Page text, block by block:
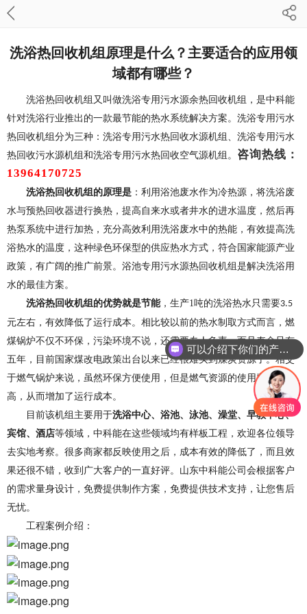
洗浴热回收机组原理是什么？主要适合的应用领
域都有哪些？
洗浴热回收机组又叫做洗浴专用污水源余热回收机组，是中科能
针对洗浴行业推出的一款最节能的热水系统解决方案。洗浴专用污水
热回收机组分为三种：洗浴专用污水热回收水源机组、洗浴专用污水
热回收污水源机组和洗浴专用污水热回收空气源机组。 咨询热线：
13964170725
洗浴热回收机组的原理是 ：利用浴池废水作为冷热源，将洗浴废
水与预热回收器进行换热，提高自来水或者井水的进水温度，然后再
热泵系统中进行加热，充分高效利用洗浴废水中的热能，有效提高洗
浴热水的温度，这种绿色环保型的供应热水方式，符合国家能源产业
政策，有广阔的推广前景。浴池专用污水源热回收机组是解决洗浴用
水的最佳方案。
洗浴热回收机组的优势就是节能，生产1吨的洗浴热水只需要3.5
元左右，有效降低了运行成本。相比较以前的热水制取方式而言，燃
煤锅炉不仅不环保，污染环境不说，还需要专人负责，而且寿命只有
五年，目前国家煤改电政策出台以来已经很难买到煤炭资源了。相交
于燃气锅炉来说，虽然环保方便使用，但是燃气资源的使用费用较
高，从而增加了运行成本。
目前该机组主要用于洗浴中心、浴池、泳池、澡堂、早教中心、
宾馆、酒店等领域，中科能在这些领域均有样板工程，欢迎各位领导
去实地考察。很多商家都反映使用之后，成本有效的降低了，而且效
果还很不错，收到广大客户的一直好评。山东中科能公司会根据客户
的需求量身设计，免费提供制作方案，免费提供技术支持，让您售后
无忧。
工程案例介绍：
可以介绍下你们的产品么？